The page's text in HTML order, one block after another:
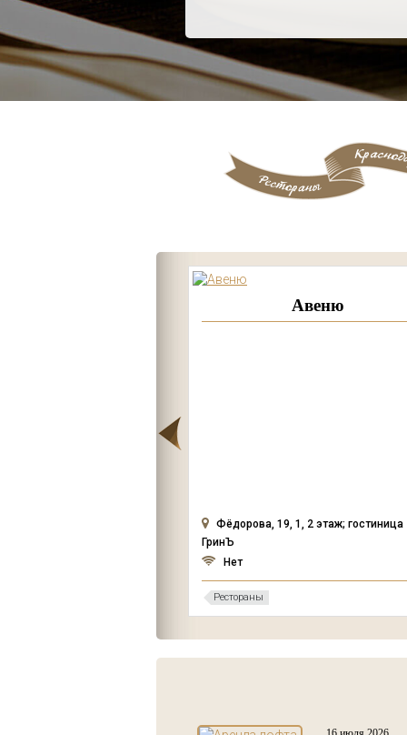
Авеню
Фёдорова, 19, 1, 2 этаж; гостиница
ГринЪ
Нет
Рестораны